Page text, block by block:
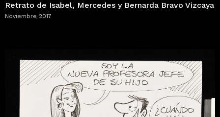
Retrato de Isabel, Mercedes y Bernarda Bravo Vizcaya
Noviembre 2017